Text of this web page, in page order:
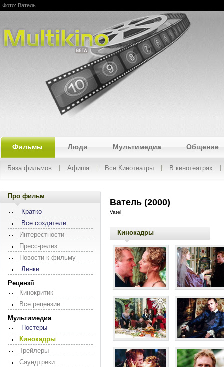
Multikino
Фото: Ватель
Фильмы Люди Мультимедиа Общение
База фильмов Афиша Все Кинотеатры В кинотеатрах
Про фильм
Кратко
Все создатели
Интерестности
Пресс-релиз
Новости к фильму
Линки
Рецензії
Кинокритик
Все рецензии
Мультимедиа
Постеры
Кинокадры
Трейлеры
Саундтреки
Ватель (2000)
Vatel
Кинокадры